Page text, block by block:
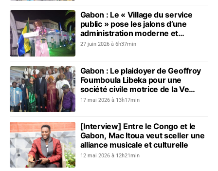
Gabon : Le « Village du service
public » pose les jalons d’une
administration moderne et
connectée
27 juin 2026 à 6h37min
Gabon : Le plaidoyer de Geoffroy
Foumboula Libeka pour une
société civile motrice de la Ve
République
17 mai 2026 à 13h17min
[Interview] Entre le Congo et le
Gabon, Mac Itoua veut sceller une
alliance musicale et culturelle
12 mai 2026 à 12h21min